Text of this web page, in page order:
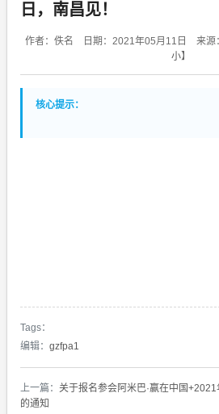
日，南昌见！
作者：佚名 日期：2021年05月11日 来源
小】
核心提示：
Tags：
编辑： gzfpa1
上一篇： 关于报名参会阿米巴·赢在中国
的通知